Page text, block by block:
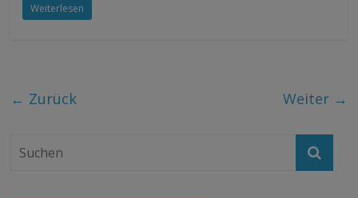
Weiterlesen
← Zurück Weiter →